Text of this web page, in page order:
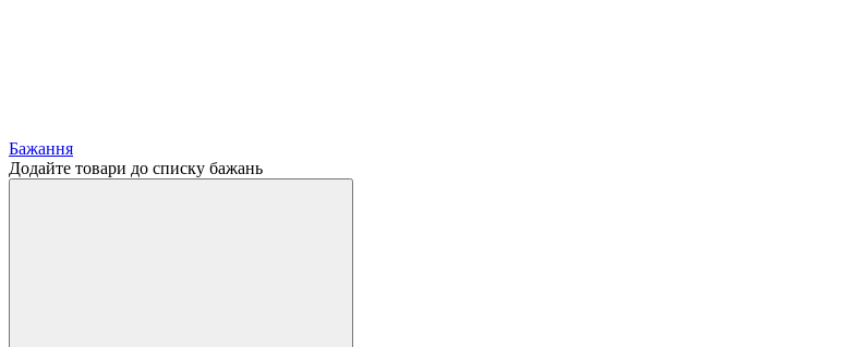
Бажання
Додайте товари до списку бажань